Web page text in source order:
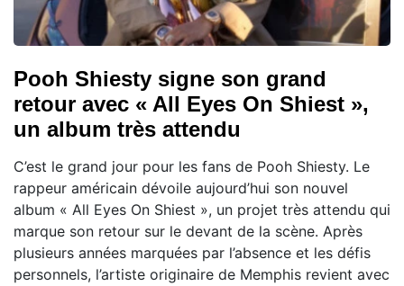
Pooh Shiesty signe son grand
retour avec « All Eyes On Shiest »,
un album très attendu
C’est le grand jour pour les fans de Pooh Shiesty. Le
rappeur américain dévoile aujourd’hui son nouvel
album « All Eyes On Shiest », un projet très attendu qui
marque son retour sur le devant de la scène. Après
plusieurs années marquées par l’absence et les défis
personnels, l’artiste originaire de Memphis revient avec